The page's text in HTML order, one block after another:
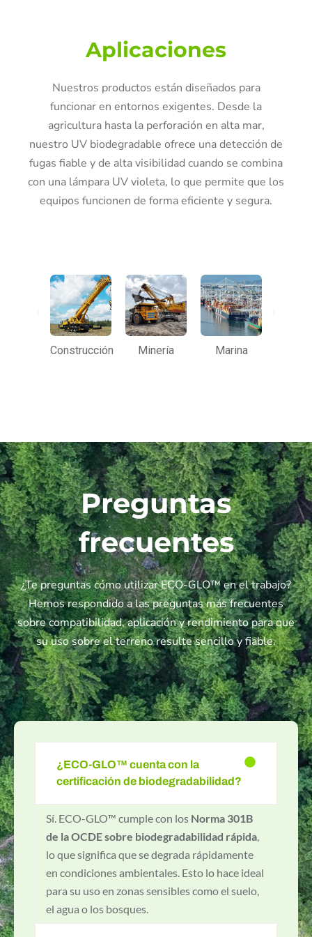
Aplicaciones
Nuestros productos están diseñados para
funcionar en entornos exigentes. Desde la
agricultura hasta la perforación en alta mar,
nuestro UV biodegradable ofrece una detección de
fugas fiable y de alta visibilidad cuando se combina
con una lámpara UV violeta, lo que permite que los
equipos funcionen de forma eficiente y segura.
Construcción Minería Marina
Preguntas
frecuentes
¿Te preguntas cómo utilizar ECO-GLO™ en el trabajo?
Hemos respondido a las preguntas más frecuentes
sobre compatibilidad, aplicación y rendimiento para que
su uso sobre el terreno resulte sencillo y fiable.
¿ECO-GLO™ cuenta con la
certificación de biodegradabilidad?
Sí. ECO-GLO™ cumple con los Norma 301B
de la OCDE sobre biodegradabilidad rápida
lo que significa que se degrada rápidamente
en condiciones ambientales. Esto lo hace ideal
para su uso en zonas sensibles como el suelo,
el agua o los bosques.